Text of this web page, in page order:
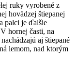
ruky vyrobené z
hovädzej štiepanej
palci je ďalšie
hornej časti, na
aj štiepané
lemom, nad ktorým